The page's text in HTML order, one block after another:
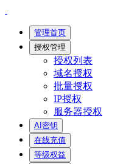
管理首页
授权管理
授权列表
域名授权
批量授权
IP授权
服务器授权
AI密钥
在线充值
等级权益